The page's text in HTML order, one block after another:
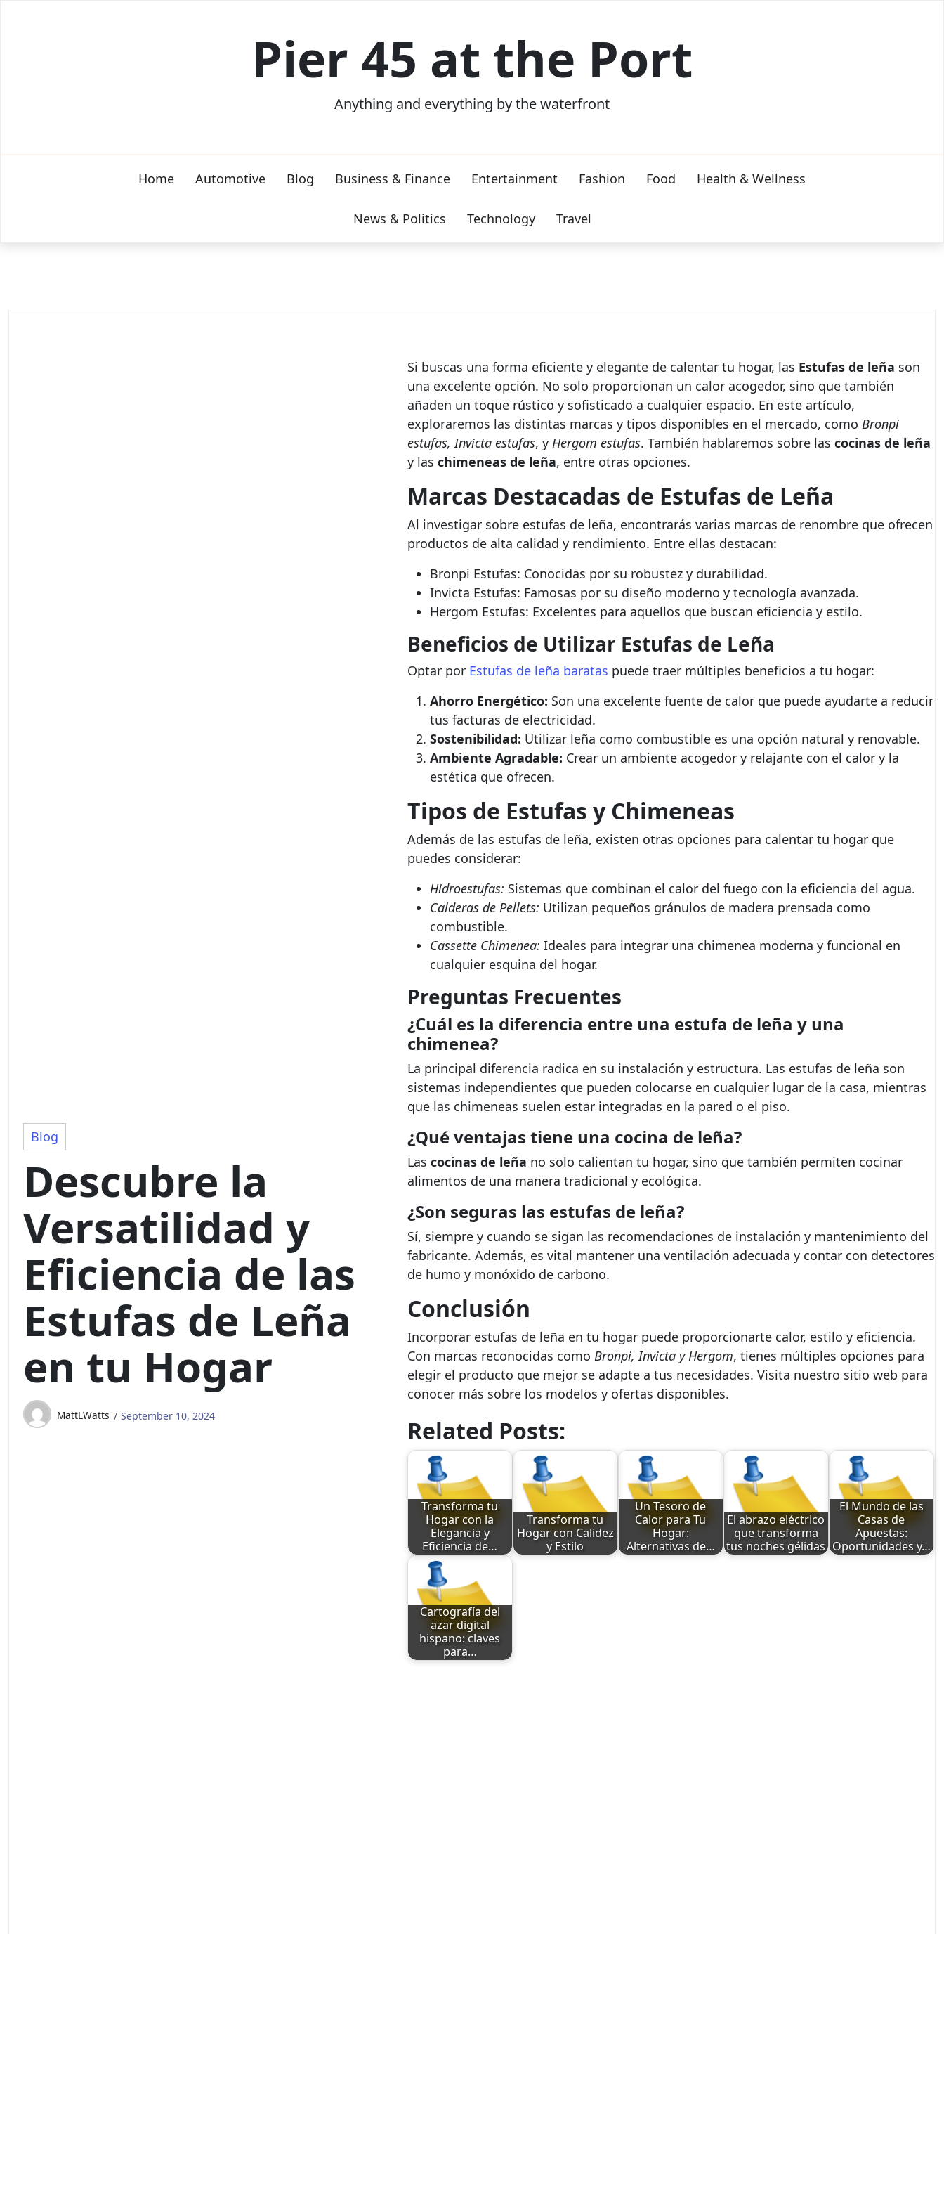
Pier 45 at the Port
Anything and everything by the waterfront
Home Automotive Blog Business & Finance Entertainment Fashion Food Health & Wellness
News & Politics Technology Travel
Blog
Descubre la
Versatilidad y
Eficiencia de las
Estufas de Leña
en tu Hogar
MattLWatts September 10, 2024
Si buscas una forma eficiente y elegante de calentar tu hogar, las Estufas de leña son
una excelente opción. No solo proporcionan un calor acogedor, sino que también
añaden un toque rústico y sofisticado a cualquier espacio. En este artículo,
exploraremos las distintas marcas y tipos disponibles en el mercado, como Bronpi
estufas, Invicta estufas, y Hergom estufas. También hablaremos sobre las cocinas de leña
y las chimeneas de leña, entre otras opciones.
Marcas Destacadas de Estufas de Leña
Al investigar sobre estufas de leña, encontrarás varias marcas de renombre que ofrecen
productos de alta calidad y rendimiento. Entre ellas destacan:
Bronpi Estufas: Conocidas por su robustez y durabilidad.
Invicta Estufas: Famosas por su diseño moderno y tecnología avanzada.
Hergom Estufas: Excelentes para aquellos que buscan eficiencia y estilo.
Beneficios de Utilizar Estufas de Leña
Optar por Estufas de leña baratas puede traer múltiples beneficios a tu hogar:
Ahorro Energético: Son una excelente fuente de calor que puede ayudarte a reducir
tus facturas de electricidad.
Sostenibilidad: Utilizar leña como combustible es una opción natural y renovable.
Ambiente Agradable: Crear un ambiente acogedor y relajante con el calor y la
estética que ofrecen.
Tipos de Estufas y Chimeneas
Además de las estufas de leña, existen otras opciones para calentar tu hogar que
puedes considerar:
Hidroestufas: Sistemas que combinan el calor del fuego con la eficiencia del agua.
Calderas de Pellets: Utilizan pequeños gránulos de madera prensada como
combustible.
Cassette Chimenea: Ideales para integrar una chimenea moderna y funcional en
cualquier esquina del hogar.
Preguntas Frecuentes
¿Cuál es la diferencia entre una estufa de leña y una
chimenea?
La principal diferencia radica en su instalación y estructura. Las estufas de leña son
sistemas independientes que pueden colocarse en cualquier lugar de la casa, mientras
que las chimeneas suelen estar integradas en la pared o el piso.
¿Qué ventajas tiene una cocina de leña?
Las cocinas de leña no solo calientan tu hogar, sino que también permiten cocinar
alimentos de una manera tradicional y ecológica.
¿Son seguras las estufas de leña?
Sí, siempre y cuando se sigan las recomendaciones de instalación y mantenimiento del
fabricante. Además, es vital mantener una ventilación adecuada y contar con detectores
de humo y monóxido de carbono.
Conclusión
Incorporar estufas de leña en tu hogar puede proporcionarte calor, estilo y eficiencia.
Con marcas reconocidas como Bronpi, Invicta y Hergom, tienes múltiples opciones para
elegir el producto que mejor se adapte a tus necesidades. Visita nuestro sitio web para
conocer más sobre los modelos y ofertas disponibles.
Related Posts:
Transforma tu
Hogar con la
Elegancia y
Eficiencia de…
Transforma tu
Hogar con Calidez
y Estilo
Un Tesoro de
Calor para Tu
Hogar:
Alternativas de…
El abrazo eléctrico
que transforma
tus noches gélidas
El Mundo de las
Casas de
Apuestas:
Oportunidades y…
Cartografía del
azar digital
hispano: claves
para…